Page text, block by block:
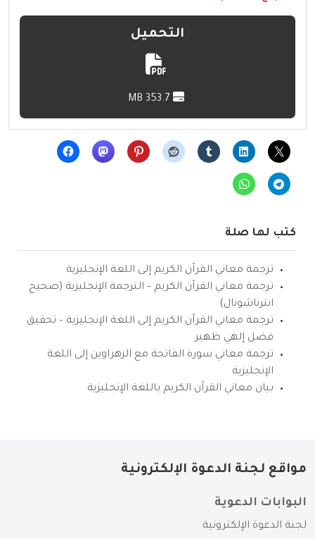
التحميل
كتب لها صلة
ترجمة معاني القرآن الكريم إلى اللغة الإنجليزية
ترجمة معاني القرآن الكريم – الترجمة الإنجليزية (صحيح
انترناشونال)
ترجمة معاني القرآن الكريم إلى اللغة الإنجليزية – تحقيق
فضل إلهي ظهير
ترجمة معاني سورة الفاتحة مع الزهراوين إلى اللغة
الإنجليزية
بيان معاني القرآن الكريم باللغة الإنجليزية
مواقع لجنة الدعوة الإلكترونية
البوابات الدعوية
لجنة الدعوة الإلكترونية